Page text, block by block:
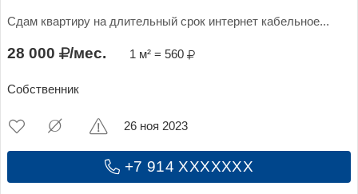
Сдам квартиру на длительный срок интернет кабельное...
28 000 /мес. 1 м² = 560
Собственник
+7 914 XXXXXXX
26 ноя 2023